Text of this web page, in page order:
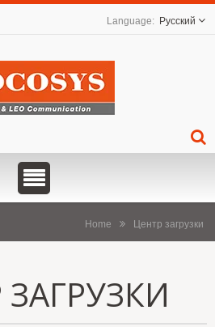
Русский
Home Центр загрузки